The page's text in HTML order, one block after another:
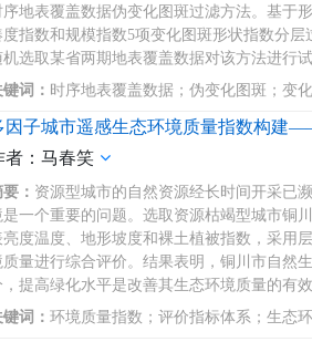
序地表覆盖数据伪变化图斑过滤方法。基于
度指数和规模指数5项变化图斑形状指数分
机选取某省两期地表覆盖数据对该方法进行
词： 时序地表覆盖数据；伪变化图斑；变
因子城市遥感生态环境质量指数构建
者：马春笑
： 资源型城市的自然资源经长时间开采已
是一个重要的问题。选取资源枯竭型城市铜
亮度温度、地形坡度和裸土植被指数，采用
质量进行综合评价。结果表明，铜川市自然
，提高绿化水平是改善其生态环境质量的有
词： 环境质量指数；评价指标体系；生态